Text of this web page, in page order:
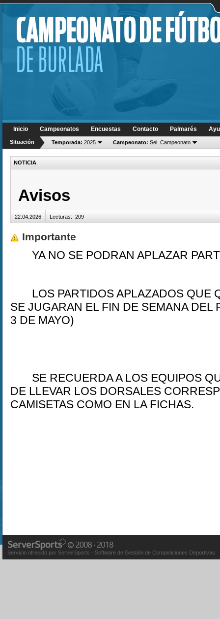
Inicio Campeonatos Encuestas Contacto Palmarés
Situación Temporada: 2025 Campeonato: Sel. Campeonato
NOTICIA
Avisos
22.04.2026 Lecturas: 209
Importante
YA NO SE PODRAN APLAZAR
LOS PARTIDOS APLAZADOS QUE
SE JUGARAN EL FIN DE SEMANA DEL
3 DE MAYO)
SE RECUERDA A LOS EQUIPOS
DE LLEVAR LOS DORSALES
CAMISETAS COMO EN LA FICHAS.
Servicio ofrecido por ServerSports - Software de Gestión de Competiciones Deportivas